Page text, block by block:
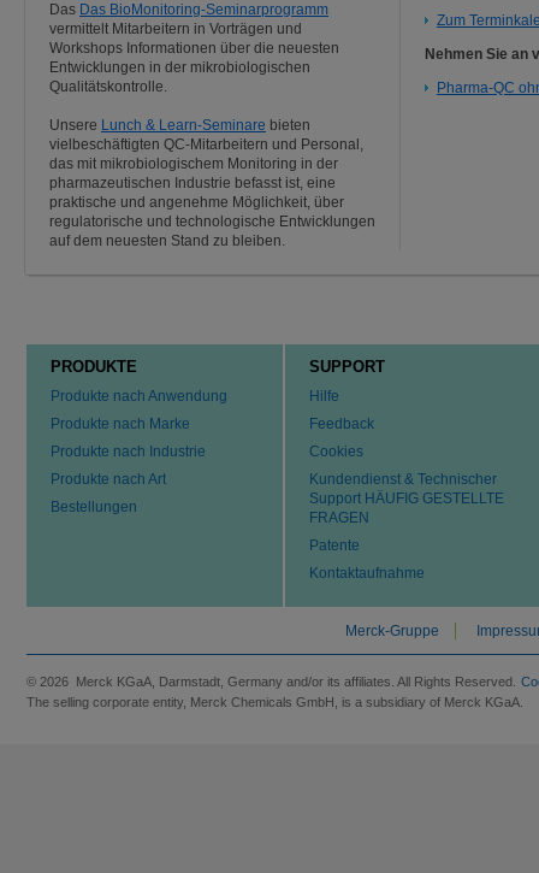
Das Das BioMonitoring-Seminarprogramm
vermittelt Mitarbeitern in Vorträgen und
Workshops Informationen über die neuesten
Entwicklungen in der mikrobiologischen
Qualitätskontrolle.
Unsere Lunch & Learn-Seminare bieten
vielbeschäftigten QC-Mitarbeitern und Personal,
das mit mikrobiologischem Monitoring in der
pharmazeutischen Industrie befasst ist, eine
praktische und angenehme Möglichkeit, über
regulatorische und technologische Entwicklungen
auf dem neuesten Stand zu bleiben.
Zum
Nehmen Sie an
Pharma-QC
PRODUKTE
Produkte nach Anwendung
Produkte nach Marke
Produkte nach Industrie
Produkte nach Art
Bestellungen
SUPPORT
Hilfe
Feedback
Cookies
Kundendienst & Technischer
Support HÄUFIG GESTELLTE
FRAGEN
Patente
Kontaktaufnahme
Merck-Gruppe
© 2026 Merck KGaA, Darmstadt, Germany and/or its affiliates. All Rights Reserved.
The selling corporate entity, Merck Chemicals GmbH, is a subsidiary of Merck KGaA.